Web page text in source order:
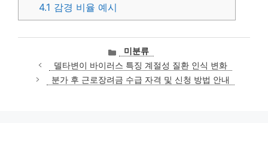
4.1 감경 비율 예시
카
테
고
리
미분류
델타변이 바이러스 특징 계절성 질환 인식 변화
분가 후 근로장려금 수급 자격 및 신청 방법 안내